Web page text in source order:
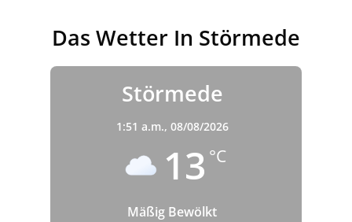
Das Wetter In Störmede
Störmede
1:51 a.m., 08/08/2026
13 °C
Mäßig Bewölkt